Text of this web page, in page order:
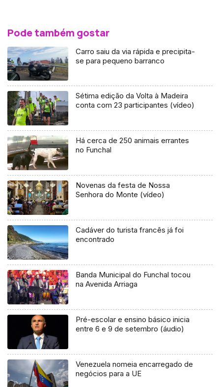
Pode também gostar
Carro saiu da via rápida e precipita-
se para pequeno barranco
Sétima edição da Volta à Madeira
conta com 23 participantes (vídeo)
Há cerca de 250 animais errantes
no Funchal
Novenas da festa de Nossa
Senhora do Monte (vídeo)
Cadáver do turista francês já foi
encontrado
Banda Municipal do Funchal tocou
na Avenida Arriaga
Pré-escolar e ensino básico inicia
entre 6 e 9 de setembro (áudio)
Venezuela nomeia encarregado de
negócios para a UE